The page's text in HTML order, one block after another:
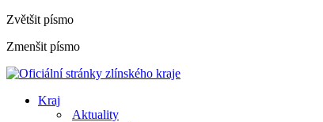
Zvětšit písmo
Zmenšit písmo
Kraj
Aktuality